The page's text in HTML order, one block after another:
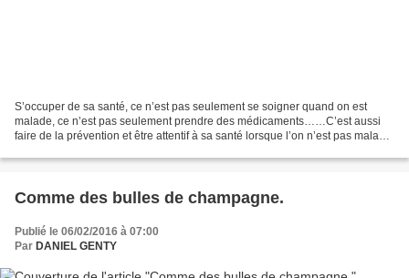
S’occuper de sa santé, ce n’est pas seulement se soigner quand on est
malade, ce n’est pas seulement prendre des médicaments……C’est aussi
faire de la prévention et être attentif à sa santé lorsque l’on n’est pas malade.
Comme des bulles de champagne.
Publié le 06/02/2016 à 07:00
Par DANIEL GENTY